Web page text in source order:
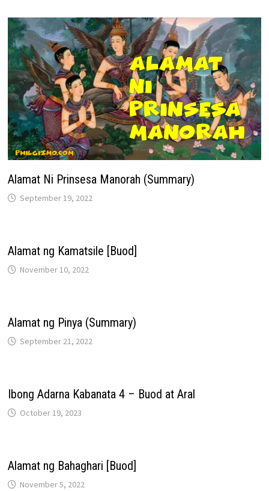
Alamat Ni Prinsesa Manorah (Summary)
September 19, 2022
Alamat ng Kamatsile [Buod]
November 10, 2022
Alamat ng Pinya (Summary)
September 21, 2022
Ibong Adarna Kabanata 4 – Buod at Aral
October 19, 2023
Alamat ng Bahaghari [Buod]
November 5, 2022